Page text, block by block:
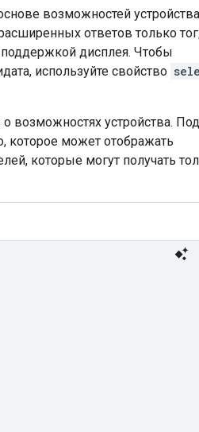
возможностей устройства
ответов только
поддержкой дисплея. Чтобы
используйте свойство
возможностях устройства.
которое может отображать
которые могут получать